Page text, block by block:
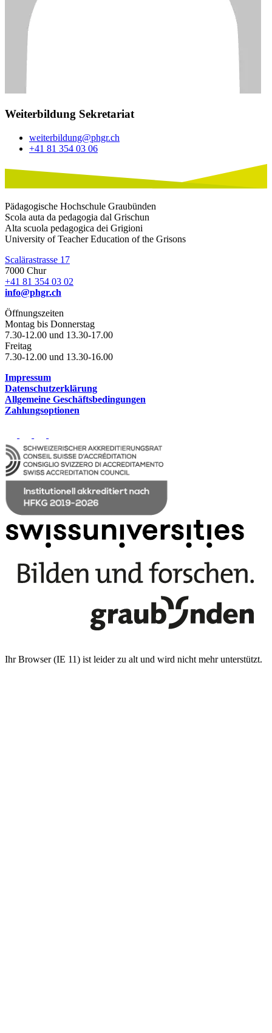
Weiterbildung Sekretariat
weiterbildung@phgr.ch
+41 81 354 03 06
Pädagogische Hochschule Graubünden
Scola auta da pedagogia dal Grischun
Alta scuola pedagogica dei Grigioni
University of Teacher Education of the Grisons
Scalärastrasse 17
7000 Chur
+41 81 354 03 02
info@phgr.ch
Öffnungszeiten
Montag bis Donnerstag
7.30-12.00 und 13.30-17.00
Freitag
7.30-12.00 und 13.30-16.00
Impressum
Datenschutzerklärung
Allgemeine Geschäftsbedingungen
Zahlungsoptionen
Ihr Browser (IE 11) ist leider zu alt und wird nicht mehr unterstützt.